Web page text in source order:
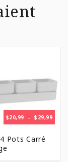
$20,99 – $ 29,99
DE
Pots Carré